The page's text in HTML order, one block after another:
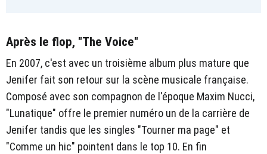
Après le flop, "The Voice"
En 2007, c'est avec un troisième album plus mature que
Jenifer fait son retour sur la scène musicale française.
Composé avec son compagnon de l'époque Maxim Nucci,
"Lunatique" offre le premier numéro un de la carrière de
Jenifer tandis que les singles "Tourner ma page" et
"Comme un hic" pointent dans le top 10. En fin